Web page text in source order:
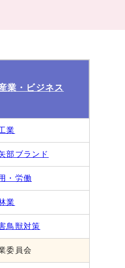
業・ビジネス
業
部ブランド
・労働
業
鳥獣対策
委員会